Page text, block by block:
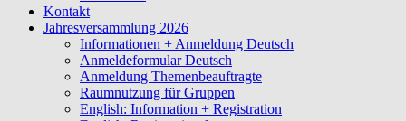
Kontakt
Jahresversammlung 2026
Informationen + Anmeldung Deutsch
Anmeldeformular Deutsch
Anmeldung Themenbeauftragte
Raumnutzung für Gruppen
English: Information + Registration